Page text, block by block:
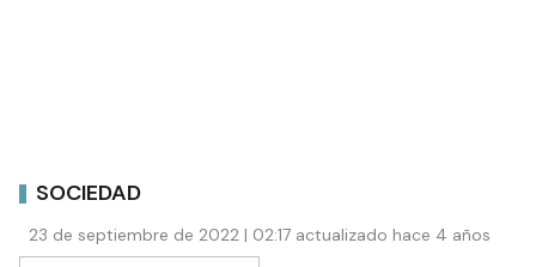
SOCIEDAD
23 de septiembre de 2022 | 02:17 actualizado hace 4 años